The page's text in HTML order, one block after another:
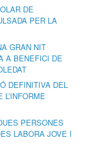
DE
PER LA
GRAN NIT
A BENEFICI DE
DEFINITIVA DEL
PERSONES
LABORA JOVE I